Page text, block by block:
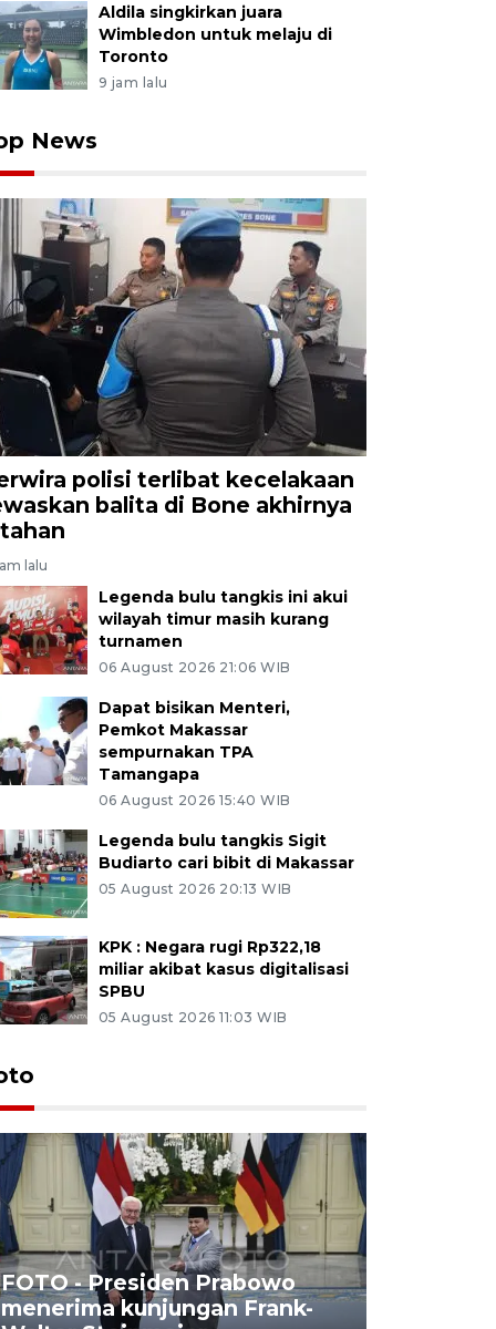
Aldila singkirkan juara
Wimbledon untuk melaju di
Toronto
9 jam lalu
News
polisi terlibat kecelakaan
balita di Bone akhirnya
lalu
Legenda bulu tangkis ini akui
wilayah timur masih kurang
turnamen
06 August 2026 21:06 WIB
Dapat bisikan Menteri,
Pemkot Makassar
sempurnakan TPA
Tamangapa
06 August 2026 15:40 WIB
Legenda bulu tangkis Sigit
Budiarto cari bibit di Makassar
05 August 2026 20:13 WIB
KPK : Negara rugi Rp322,18
miliar akibat kasus digitalisasi
SPBU
05 August 2026 11:03 WIB
FOTO - Presiden Prabowo
menerima kunjungan Frank-